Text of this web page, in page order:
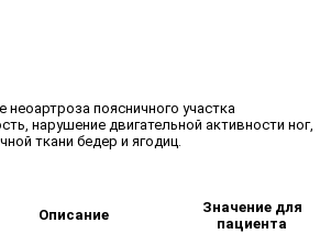
поясничного участка
нарушение двигательной активности ног,
ткани бедер и ягодиц.
Описание
Значение для
пациента